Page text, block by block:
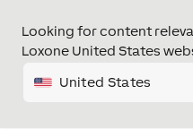
Looking for content
Loxone United States
United States